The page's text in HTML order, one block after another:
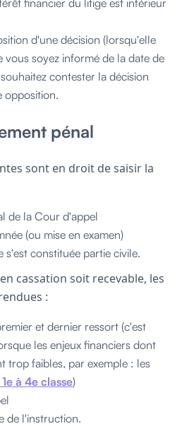
d'une décision (lorsqu'elle
vous soyez informé de la date de
contester la décision
opposition.
pénal
sont en droit de saisir la
de la Cour d'appel
(ou mise en examen)
s'est constituée partie civile.
cassation soit recevable, les
:
et dernier ressort (c'est
les enjeux financiers dont
trop faibles, par exemple : les
à 4e classe)
de l'instruction.